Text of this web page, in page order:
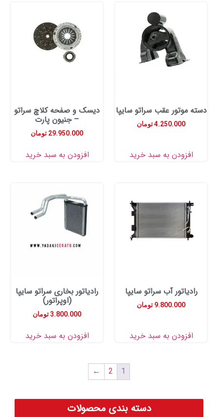
عقب سراتو سایپا
4.250.000تومان
به سبد خرید
دیسک و صفحه کلاچ سراتو
– جنیون پارت
29.950.000تومان
افزودن به سبد خرید
آب سراتو سایپا
9.800.000تومان
به سبد خرید
رادیاتور بخاری سراتو سایپا
(اوپراتور)
3.800.000تومان
افزودن به سبد خرید
←
دسته بندی محصولات